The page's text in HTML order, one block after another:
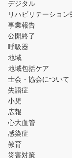
デジタル
リハビリテーション
事業報告
公開終了
呼吸器
地域
地域包括ケア
士会・協会について
失語症
小児
広報
心大血管
感染症
教育
災害対策